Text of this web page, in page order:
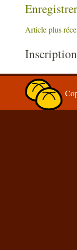
Article plus